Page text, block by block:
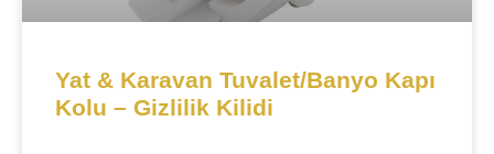
Yat & Karavan Tuvalet/Banyo Kapı
Kolu – Gizlilik Kilidi